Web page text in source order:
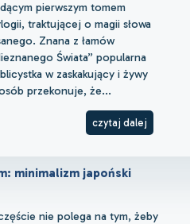
pierwszym tomem
traktującej o magii słowa
Znana z łamów
Świata” popularna
w zaskakujący i żywy
przekonuje, że...
czytaj dalej
minimalizm japoński
nie polega na tym, żeby